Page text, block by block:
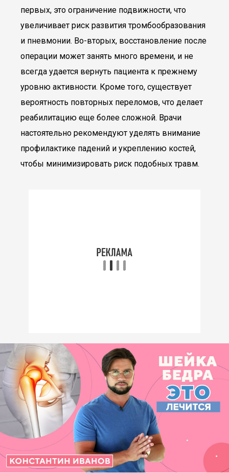
первых, это ограничение подвижности, что
увеличивает риск развития тромбообразования
и пневмонии. Во-вторых, восстановление после
операции может занять много времени, и не
всегда удается вернуть пациента к прежнему
уровню активности. Кроме того, существует
вероятность повторных переломов, что делает
реабилитацию еще более сложной. Врачи
настоятельно рекомендуют уделять внимание
профилактике падений и укреплению костей,
чтобы минимизировать риск подобных травм.